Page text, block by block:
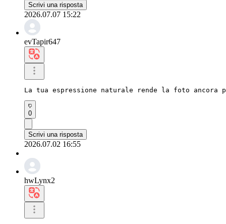
Scrivi una risposta
2026.07.07 15:22
evTapir647
La tua espressione naturale rende la foto
0
Scrivi una risposta
2026.07.02 16:55
hwLynx2